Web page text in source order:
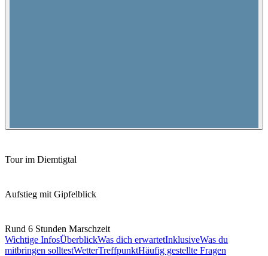
Tour im Diemtigtal
Aufstieg mit Gipfelblick
Rund 6 Stunden Marschzeit
Wichtige InfosÜberblickWas dich erwartetInklusiveWas du
mitbringen solltestWetterTreffpunktHäufig gestellte Fragen